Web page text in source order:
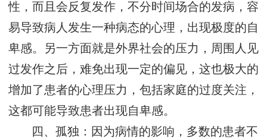
性，而且会反复发作，不分时间场合的发病，容
易导致病人发生一种病态的心理，出现极度的自
卑感。另一方面就是外界社会的压力，周围人见
过发作之后，难免出现一定的偏见，这也极大的
增加了患者的心理压力，包括家庭的过度关注，
这都可能导致患者出现自卑感。
四、孤独：因为病情的影响，多数的患者不